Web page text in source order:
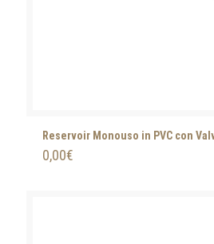
Reservoir Monouso in PVC con
0,00€